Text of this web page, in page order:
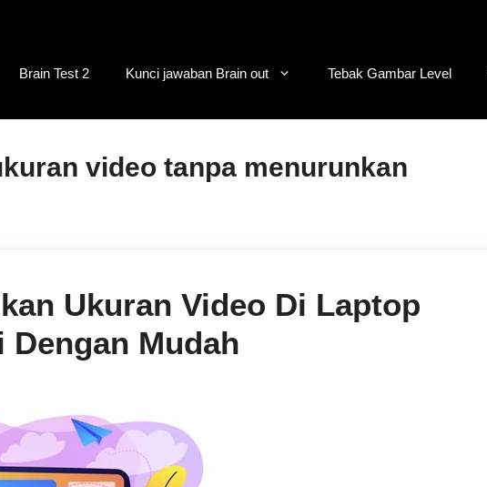
Brain Test 2 Kunci jawaban Brain out Tebak Gambar Level
video tanpa menurunkan
Ukuran Video Di Laptop
Dengan Mudah